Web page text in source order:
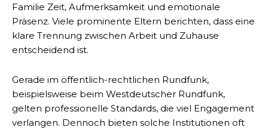
Familie Zeit, Aufmerksamkeit und emotionale
Präsenz. Viele prominente Eltern berichten, dass eine
klare Trennung zwischen Arbeit und Zuhause
entscheidend ist.
Gerade im öffentlich-rechtlichen Rundfunk,
beispielsweise beim Westdeutscher Rundfunk,
gelten professionelle Standards, die viel Engagement
verlangen. Dennoch bieten solche Institutionen oft